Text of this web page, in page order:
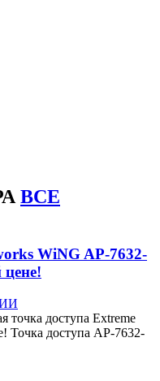
ВСЕ
WiNG AP-7632-
точка доступа Extreme
Точка доступа AP-7632-